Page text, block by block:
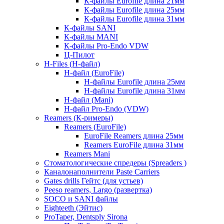
К-файлы Eurofile длина 25мм
К-файлы Eurofile длина 31мм
К-файлы SANI
К-файлы MANI
К-файлы Pro-Endo VDW
Ц-Пилот
H-Files (Н-файл)
Н-файл (EuroFile)
Н-файлы Eurofile длина 25мм
Н-файлы Eurofile длина 31мм
Н-файл (Mani)
Н-файл Pro-Endo (VDW)
Reamers (К-римеры)
Reamers (EuroFile)
EuroFile Reamers длина 25мм
Reamers EuroFile длина 31мм
Reamers Mani
Стоматологические спредеры (Spreaders )
Каналонаполнители Paste Carriers
Gates drills Гейтс (для устьев)
Peeso reamers, Largo (развертка)
SOCO и SANI файлы
Eighteeth (Эйтис)
ProTaper, Dentsply Sirona